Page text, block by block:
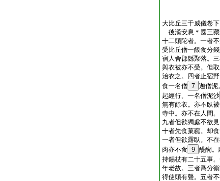
大比丘三千威儀卷下
後漢安息＊國三
十二頭陀者。一者
受比丘僧一飯食分
宿人舍郡縣聚落。
與衣被亦不受。但
治衣之。四者止宿
食一名僧 7 迦僧泥
起經行。一名僧泥沙
無有餘衣。亦不臥
寺中。亦不在人間
九者但欲獨處不欲
十者先食菓蓏。却
一者但欲露臥。不
肉亦不食 9 醍醐。
持錫杖有二十五事
年老故。三者爲分
得使頭有聲。五者